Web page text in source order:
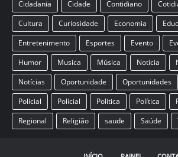
Cidadania Cidade Contidiano
Cultura
Curiosidade Economia
Entretenimento
Esportes Evento
Humor
Musica Música Noticia
Notícias
Oportunidade Oportunidades
Policial
Polícial Politica Política
Regional
Religião saude Saúde